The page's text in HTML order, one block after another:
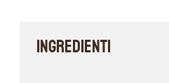
INGREDIENTI